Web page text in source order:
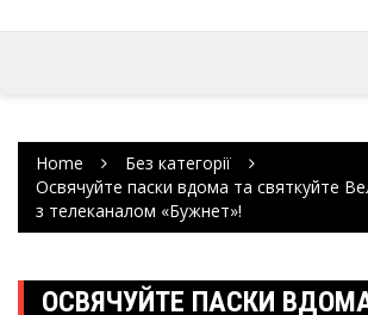
Home
Без категорії
Освячуйте паски вдома та святкуйте
з телеканалом «Бужнет»!
ОСВЯЧУЙТЕ ПАСКИ